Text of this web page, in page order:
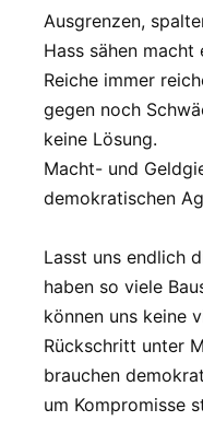
Ausgrenzen,
Hass sähen macht
Reiche immer
gegen noch
keine Lösung.
Macht- und
demokratischen
Lasst uns endlich
haben so viele
können uns keine
Rückschritt unter
brauchen
um Kompromisse